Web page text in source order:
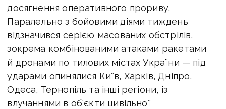
досягнення оперативного прориву.
Паралельно з бойовими діями тиждень
відзначився серією масованих обстрілів,
зокрема комбінованими атаками ракетами
й дронами по тилових містах України — під
ударами опинялися Київ, Харків, Дніпро,
Одеса, Тернопіль та інші регіони, із
влучаннями в об'єкти цивільної